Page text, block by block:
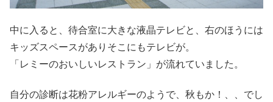
中に入ると、待合室に大きな液晶テレビと、右のほうには
キッズスペースがありそこにもテレビが。
「レミーのおいしいレストラン」が流れていました。
自分の診断は花粉アレルギーのようで、秋もか！、、でし